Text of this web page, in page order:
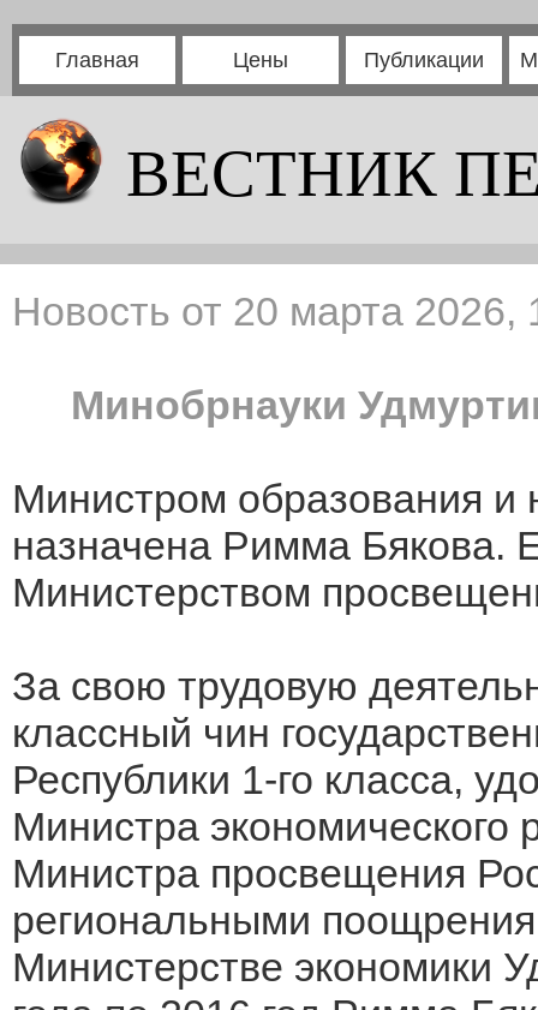
Главная Цены Публикации
ВЕСТНИК
Новость от 20 марта 2026,
Минобрнауки
Министром образования и
назначена Римма Бякова.
Министерством
За свою трудовую
классный чин
Республики 1-го класса,
Министра экономического
Министра просвещения
региональными
Министерстве экономики